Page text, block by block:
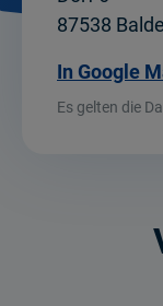
87538
In Google
Es gelten die